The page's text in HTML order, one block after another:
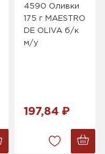
4590 Оливки
175 г MAESTRO
DE OLIVA б/к
м/у
197,84 ₽